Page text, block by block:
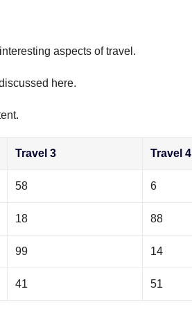
aspects of travel.
here.
Travel 3 Travel 4
58 6
18 88
99 14
41 51